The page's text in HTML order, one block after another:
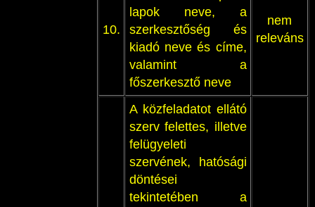
10.
lapok neve, a
szerkesztőség és
kiadó neve és címe,
valamint a
főszerkesztő neve
nem
releváns
A közfeladatot ellátó
szerv felettes, illetve
felügyeleti
szervének, hatósági
döntései
tekintetében a